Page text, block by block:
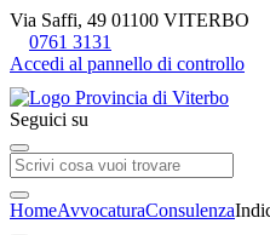
Via Saffi, 49 01100
0761 3131
Accedi al pannello di controllo
Seguici su
HomeAvvocaturaConsulenza